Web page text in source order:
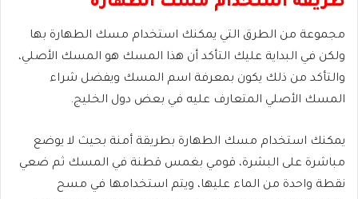
مجموعة من الطرق التي يمكنك استخدام مسك الطهارة بها
ولكن في البداية عليك التأكد أن هذا المسك هو المسك الأصلي،
والتأكد من ذلك يكون بمعرفة اسم المسك ويفضل شراء
المسك الأصلي المتعارف عليه في بعض دول الخليج.
يمكنك استخدام مسك الطهارة بطريقة أمنة بحيث لا يوضع
مباشرة على البشرة، قومي بغمس قطنة في المسك ثم ضعي
نقطة واحدة من الماء عليها، ويتم استخدامها في مسح